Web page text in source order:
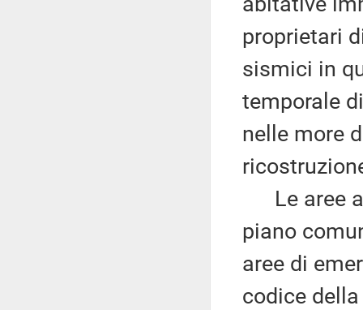
proprietari
sismici in
temporale
nelle more
Le aree
piano
aree di
codice